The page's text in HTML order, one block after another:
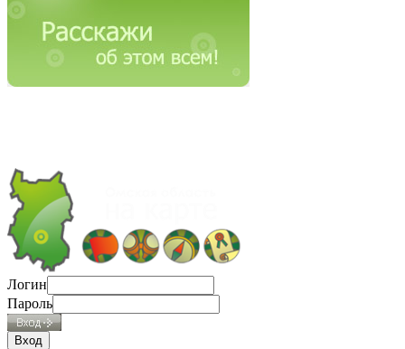
Логин
Пароль